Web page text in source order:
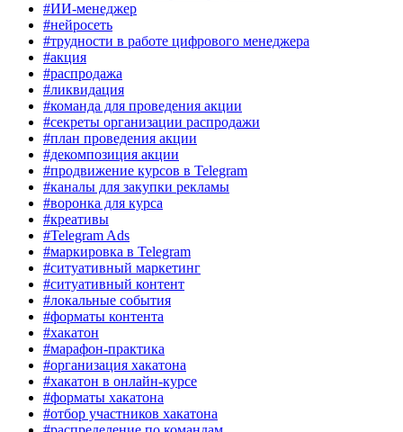
#ИИ-менеджер
#нейросеть
#трудности в работе цифрового менеджера
#акция
#распродажа
#ликвидация
#команда для проведения акции
#секреты организации распродажи
#план проведения акции
#декомпозиция акции
#продвижение курсов в Telegram
#каналы для закупки рекламы
#воронка для курса
#креативы
#Telegram Ads
#маркировка в Telegram
#ситуативный маркетинг
#ситуативный контент
#локальные события
#форматы контента
#хакатон
#марафон-практика
#организация хакатона
#хакатон в онлайн-курсе
#форматы хакатона
#отбор участников хакатона